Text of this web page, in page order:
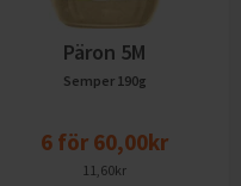
Päron 5M
Semper 190g
6 för 60,00kr
11,60kr